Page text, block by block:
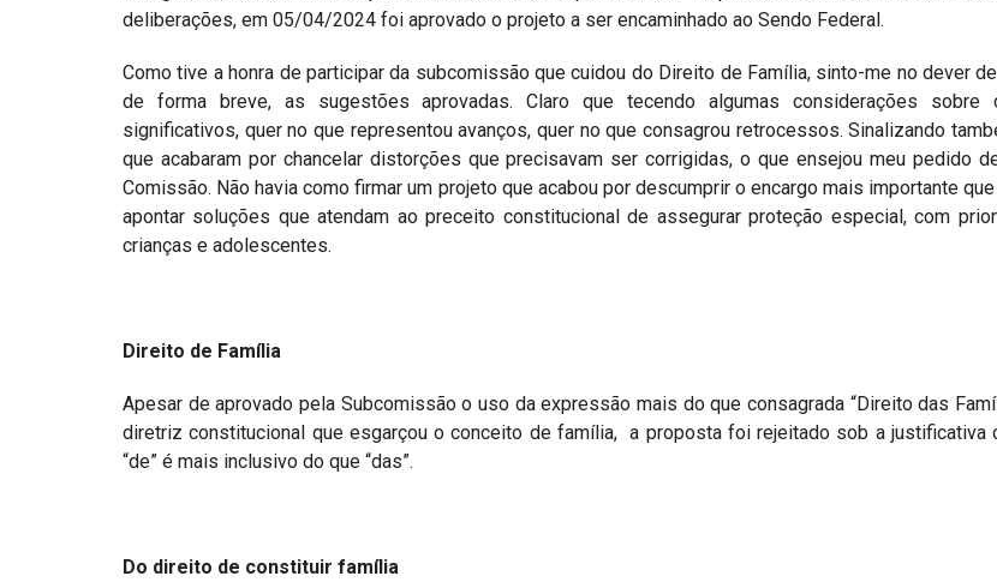
Fale Conosco
deliberações, em 05/04/2024 foi aprovado o projeto a ser encaminhado ao Sendo Federal.
Como tive a honra de participar da subcomissão que cuidou do Direito de Família, sinto-me no dever
de forma breve, as sugestões aprovadas. Claro que tecendo algumas considerações sobre
significativos, quer no que representou avanços, quer no que consagrou retrocessos. Sinalizando
que acabaram por chancelar distorções que precisavam ser corrigidas, o que ensejou meu pedido
Comissão. Não havia como firmar um projeto que acabou por descumprir o encargo mais importante
apontar soluções que atendam ao preceito constitucional de assegurar proteção especial, com
crianças e adolescentes.
Direito de Família
Apesar de aprovado pela Subcomissão o uso da expressão mais do que consagrada “Direito das
diretriz constitucional que esgarçou o conceito de família, a proposta foi rejeitado sob a justificativa
“de” é mais inclusivo do que “das”.
Do direito de constituir família